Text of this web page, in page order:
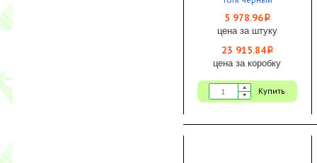
155х201х150 1/4
5 978.96i
цена за штуку
23 915.84i
цена за коробку
Купить